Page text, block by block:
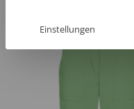
Einstellungen